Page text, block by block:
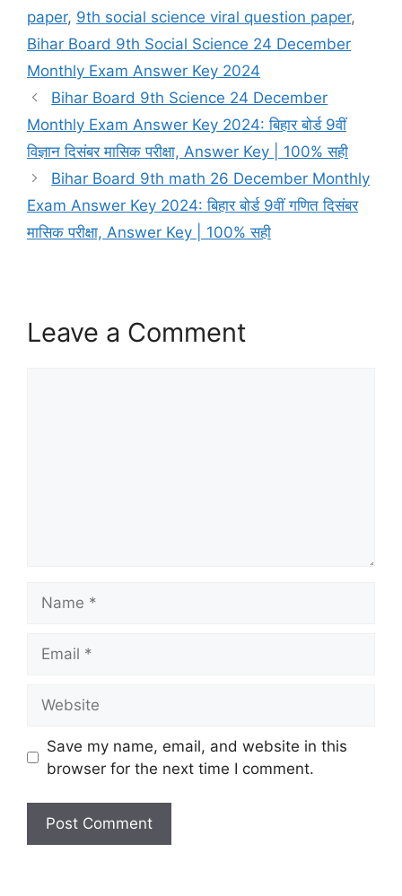
paper, 9th social science viral question paper,
Bihar Board 9th Social Science 24 December
Monthly Exam Answer Key 2024
Bihar Board 9th Science 24 December
Monthly Exam Answer Key 2024: बिहार बोर्ड 9वीं
विज्ञान दिसंबर मासिक परीक्षा, Answer Key | 100% सही
Bihar Board 9th math 26 December Monthly
Exam Answer Key 2024: बिहार बोर्ड 9वीं गणित दिसंबर
मासिक परीक्षा, Answer Key | 100% सही
Leave a Comment
Save my name, email, and website in this
browser for the next time I comment.